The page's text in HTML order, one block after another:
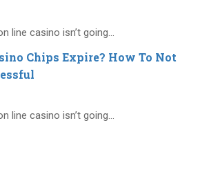
line casino isn’t going...
Chips Expire? How To Not
line casino isn’t going...